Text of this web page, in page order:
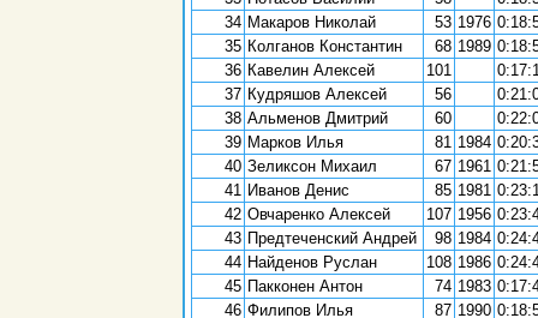
34 Макаров Николай 53 1976
35 Колганов Константин 68 1989
36 Кавелин Алексей 101
37 Кудряшов Алексей 56
38 Альменов Дмитрий 60
39 Марков Илья 81 1984
40 Зеликсон Михаил 67 1961
41 Иванов Денис 85 1981
42 Овчаренко Алексей 107 1956
43 Предтеченский Андрей 98 1984
44 Найденов Руслан 108 1986
45 Пакконен Антон 74 1983
46 Филипов Илья 87 1990